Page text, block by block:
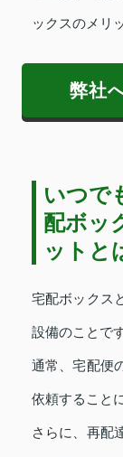
ックスのメリ
弊社
いつで
配ボッ
ットと
宅配ボックス
設備のことです
通常、宅配便
依頼すること
さらに、再配